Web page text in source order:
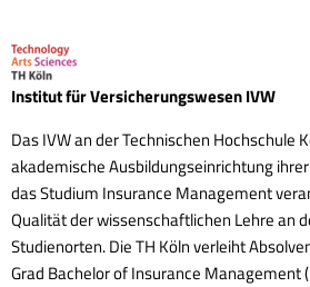
Institut für Versicherungswesen IVW
Das IVW an der Technischen Hochschule
akademische Ausbildungseinrichtung
das Studium Insurance Management
Qualität der wissenschaftlichen Lehre an
Studienorten. Die TH Köln verleiht
Grad Bachelor of Insurance Management